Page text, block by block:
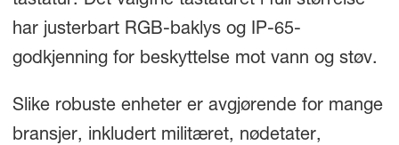
har justerbart RGB-baklys og IP-65-
godkjenning for beskyttelse mot vann og støv.
Slike robuste enheter er avgjørende for mange
bransjer, inkludert militæret, nødetater,